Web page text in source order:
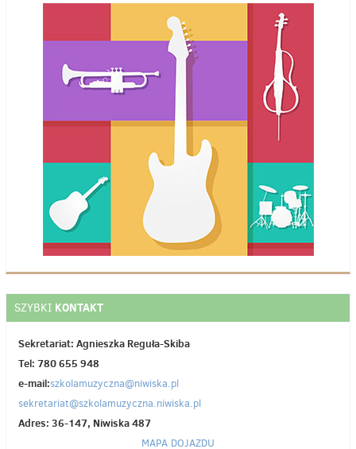
SZYBKI KONTAKT
Sekretariat: Agnieszka Reguła-Skiba
Tel: 780 655 948
e-mail:szkolamuzyczna@niwiska.pl
sekretariat@szkolamuzyczna.niwiska.pl
Adres: 36-147, Niwiska 487
MAPA DOJAZDU